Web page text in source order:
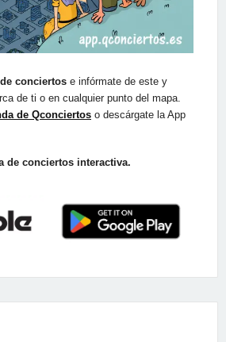
conciertos e infórmate de este y
de ti o en cualquier punto del mapa.
de Qconciertos o descárgate la App
de conciertos interactiva.